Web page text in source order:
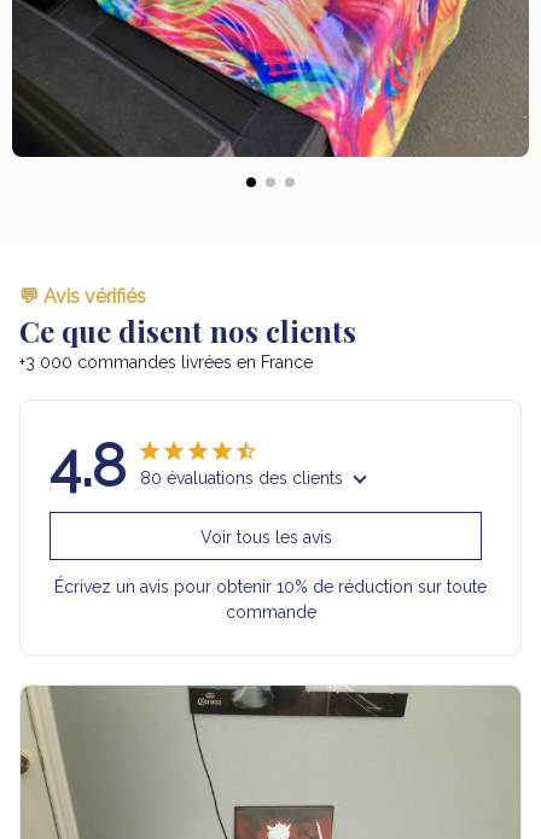
💬 Avis vérifiés
Ce que disent nos clients
+3 000 commandes livrées en France
4.8 80 évaluations des clients
Voir tous les avis
Écrivez un avis pour obtenir 10% de réduction sur toute
commande